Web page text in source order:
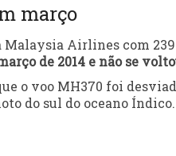
março
Airlines com
de 2014 e não se
o voo MH370 foi
do sul do oceano Índico.